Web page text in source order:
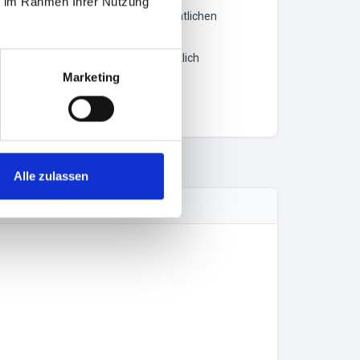
Marketing
Alle zulassen
eine juristische Person des öffentlichen
des UN-Kaufrechts wird ausdrücklich